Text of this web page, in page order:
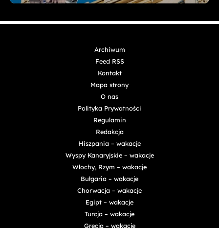
Archiwum
Feed RSS
Kontakt
Mapa strony
O nas
Polityka Prywatności
Regulamin
Redakcja
Hiszpania – wakacje
Wyspy Kanaryjskie – wakacje
Włochy, Rzym – wakacje
Bułgaria – wakacje
Chorwacja – wakacje
Egipt – wakacje
Turcja – wakacje
Grecja – wakacje